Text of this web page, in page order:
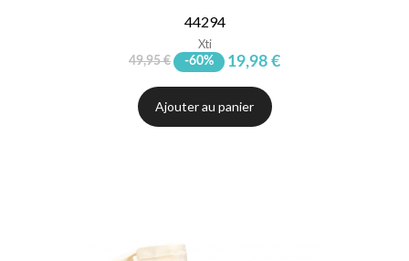
44294
Xti
49,95 € -60% 19,98 €
Ajouter au panier